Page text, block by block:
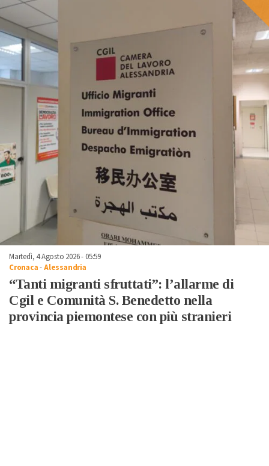
Martedì, 4 Agosto 2026 - 05:59
Cronaca-Alessandria
“Tanti migranti sfruttati”: l’allarme di
Cgil e Comunità S. Benedetto nella
provincia piemontese con più stranieri